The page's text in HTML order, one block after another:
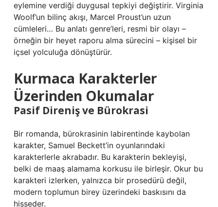
eylemine verdiği duygusal tepkiyi değiştirir. Virginia
Woolf’un bilinç akışı, Marcel Proust’un uzun
cümleleri… Bu anlatı genre’leri, resmi bir olayı –
örneğin bir heyet raporu alma sürecini – kişisel bir
içsel yolculuğa dönüştürür.
Kurmaca Karakterler
Üzerinden Okumalar
Pasif Direniş ve Bürokrasi
Bir romanda, bürokrasinin labirentinde kaybolan
karakter, Samuel Beckett’in oyunlarındaki
karakterlerle akrabadır. Bu karakterin bekleyişi,
belki de maaş alamama korkusu ile birleşir. Okur bu
karakteri izlerken, yalnızca bir prosedürü değil,
modern toplumun birey üzerindeki baskısını da
hisseder.